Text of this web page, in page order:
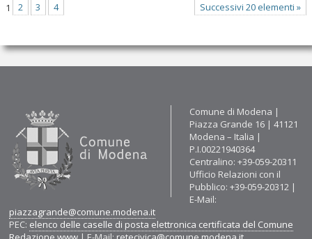
Successivi 20 elementi »
1 2 3 4
Contatti
Comune di Modena |
Piazza Grande 16 | 41121
Modena – Italia |
P.I.00221940364
Centralino: +39-059-20311
Ufficio Relazioni con il
Pubblico: +39-059-20312 |
E-Mail:
piazzagrande@comune.modena.it
PEC: elenco delle caselle di posta elettronica certificata del Comune